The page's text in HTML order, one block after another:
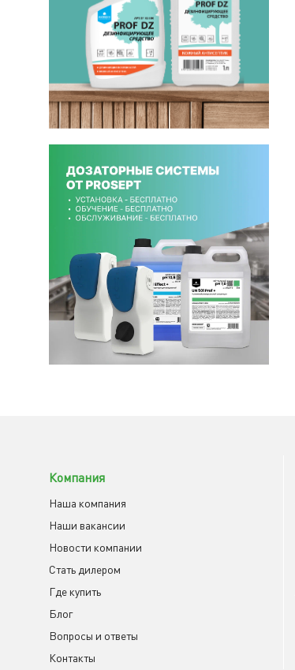
Компания
Наша компания
Наши вакансии
Новости компании
Cтать дилером
Где купить
Блог
Вопросы и ответы
Контакты